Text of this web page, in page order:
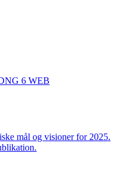
mål og visioner for 2025.